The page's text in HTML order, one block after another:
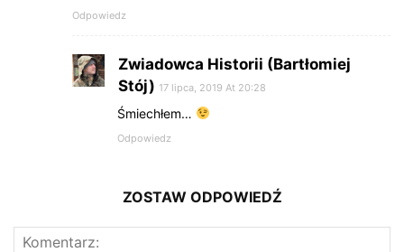
Odpowiedz
Zwiadowca Historii (Bartłomiej
Stój) 17 lipca, 2019 At 20:28
Śmiechłem…
Odpowiedz
ZOSTAW ODPOWIEDŹ